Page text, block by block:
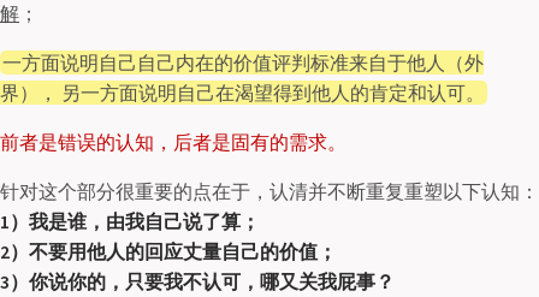
解 ；
一方面说明自己自己内在的价值评判标准来自于他人（外
界）， 另一方面说明自己在渴望得到他人的肯定和认可。
前者是错误的认知，后者是固有的需求。
针对这个部分很重要的点在于，认清并不断重复重塑以下认知：
1）我是谁，由我自己说了算；
2）不要用他人的回应丈量自己的价值；
3）你说你的，只要我不认可，哪又关我屁事？